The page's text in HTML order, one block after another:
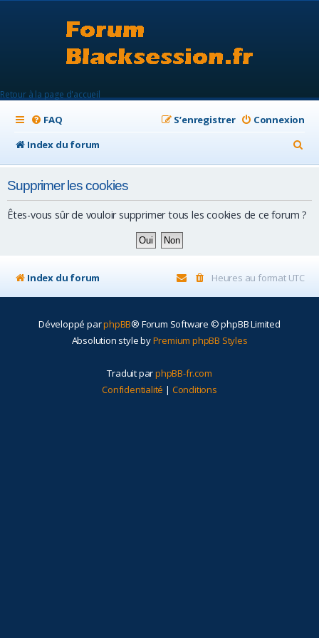
Retour à la page d'accueil
FAQ Connexion
S’enregistrer
Index du forum
e
Supprimer les cookies
Êtes-vous sûr de vouloir supprimer tous les cookies de ce forum ?
Index du forum Heures au format UTC
Développé parphpBB® Forum Software © phpBB Limited
Absolution style byPremium phpBB Styles
Traduit parphpBB-fr.com
Confidentialité | Conditions